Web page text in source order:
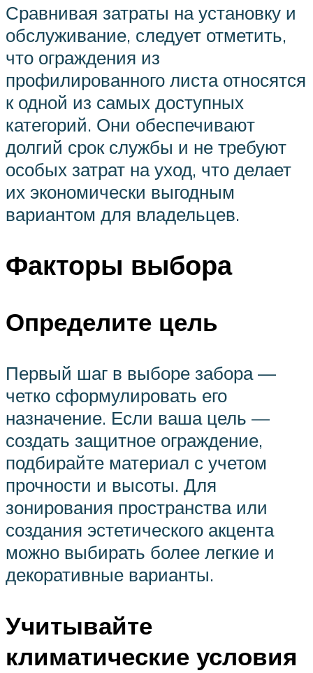
Сравнивая затраты на установку и
обслуживание, следует отметить,
что ограждения из
профилированного листа относятся
к одной из самых доступных
категорий. Они обеспечивают
долгий срок службы и не требуют
особых затрат на уход, что делает
их экономически выгодным
вариантом для владельцев.
Факторы выбора
Определите цель
Первый шаг в выборе забора —
четко сформулировать его
назначение. Если ваша цель —
создать защитное ограждение,
подбирайте материал с учетом
прочности и высоты. Для
зонирования пространства или
создания эстетического акцента
можно выбирать более легкие и
декоративные варианты.
Учитывайте
климатические условия